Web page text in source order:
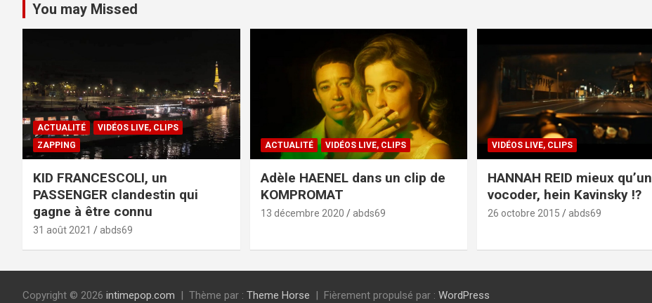
You may Missed
ACTUALITÉ
VIDÉOS LIVE, CLIPS
ZAPPING
KID FRANCESCOLI, un
PASSENGER clandestin qui
gagne à être connu
31 août 2021 abds69
ACTUALITÉ VIDÉOS LIVE, CLIPS
Adèle HAENEL dans un clip de
KOMPROMAT
13 décembre 2020 abds69
VIDÉOS LIVE, CLIPS
HANNAH REID mieux qu’un
vocoder, hein Kavinsky !?
26 octobre 2015 abds69
Copyright © 2026 intimepop.com Thème par : Theme Horse Fièrement propulsé par : WordPress